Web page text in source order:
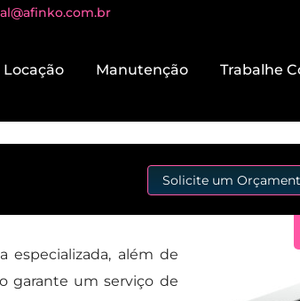
Locação Manutenção Trabalhe
Solicite um
além de
garante um serviço de